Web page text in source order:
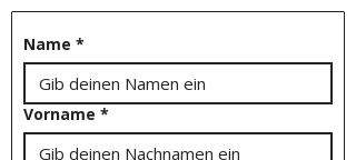
Name *
Vorname *